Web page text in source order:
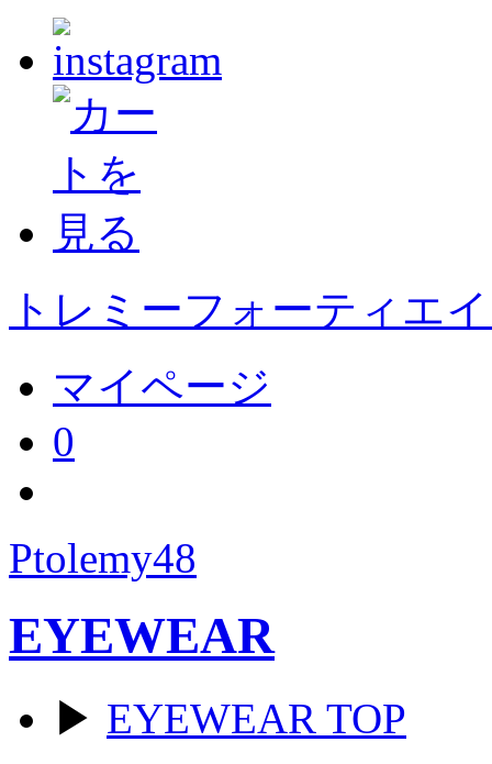
トレミーフォーティエ
マイページ
0
Ptolemy48
EYEWEAR
▶ EYEWEAR TOP